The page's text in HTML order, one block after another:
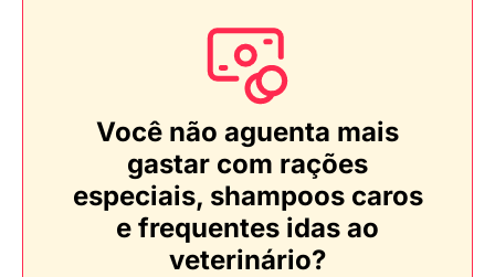
Você não aguenta mais
gastar com rações
especiais, shampoos caros
e frequentes idas ao
veterinário?